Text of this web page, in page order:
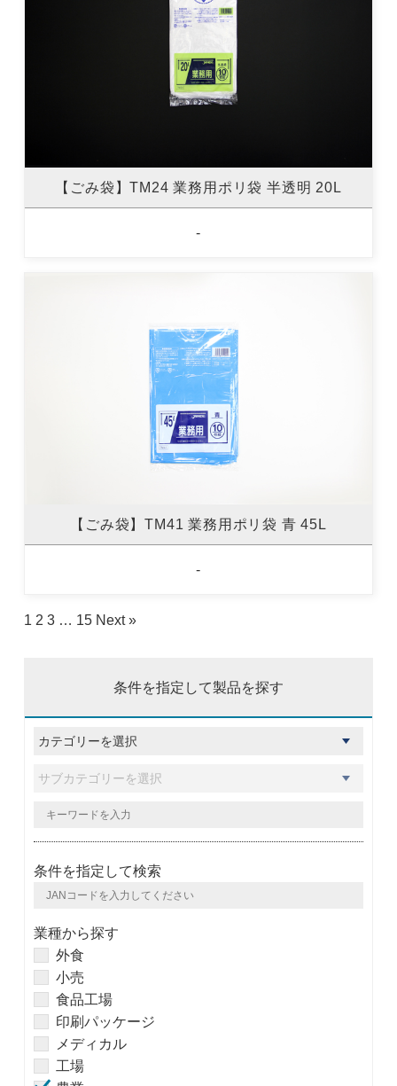
【ごみ袋】TM24 業務用ポリ袋 半透明 20L
-
【ごみ袋】TM41 業務用ポリ袋 青 45L
-
1 2 3 … 15 Next »
条件を指定して製品を探す
条件を指定して検索
業種から探す
外食
小売
食品工場
印刷パッケージ
メディカル
工場